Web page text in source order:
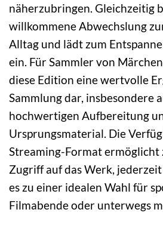
näherzubringen. Gleichzeitig
willkommene Abwechslung
Alltag und lädt zum
ein. Für Sammler von
diese Edition eine wertvolle
Sammlung dar, insbesondere
hochwertigen Aufbereitung
Ursprungsmaterial. Die
Streaming-Format ermöglicht
Zugriff auf das Werk,
es zu einer idealen Wahl für
Filmabende oder unterwegs